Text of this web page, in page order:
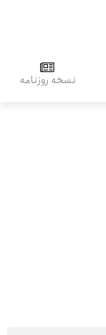
نسخه روزنامه